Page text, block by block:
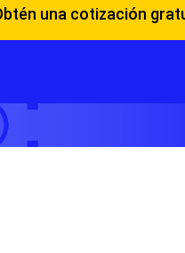
una cotización